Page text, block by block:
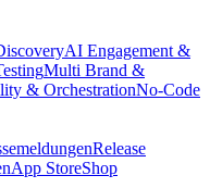
AI Engagement &
Multi Brand &
& OrchestrationNo-Code
Release
App StoreShop